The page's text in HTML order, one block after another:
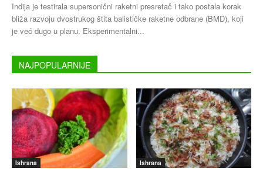
Indija je testirala supersonični raketni presretač i tako postala korak
bliža razvoju dvostrukog štita balističke raketne odbrane (BMD), koji
je već dugo u planu. Eksperimentalni...
NAJPOPULARNIJE
Ishrana Ishrana